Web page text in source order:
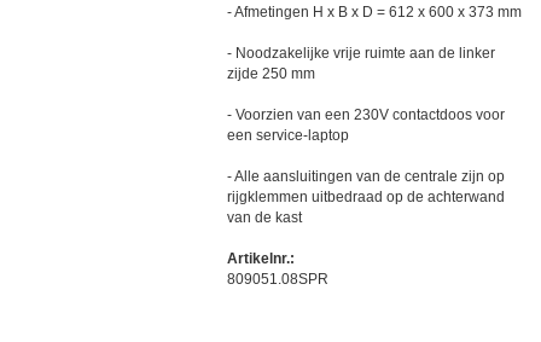
Esserbus-eenheden en adreseenheden
Brandmelders voor speciale toepassingen
Signaalgevers en indicatoren
- Afmetingen H x B x D = 612 x 600 x 373 mm
- Noodzakelijke vrije ruimte aan de linker
zijde 250 mm
- Voorzien van een 230V contactdoos voor
een service-laptop
- Alle aansluitingen van de centrale zijn op
rijgklemmen uitbedraad op de achterwand
van de kast
Artikelnr.:
809051.08SPR